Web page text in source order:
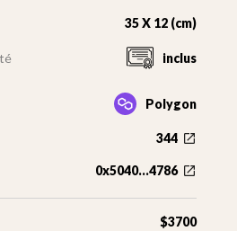
35 X 12 (cm)
inclus
Polygon
344
0x5040...4786
$3700